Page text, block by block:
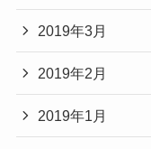
2019年3月
2019年2月
2019年1月